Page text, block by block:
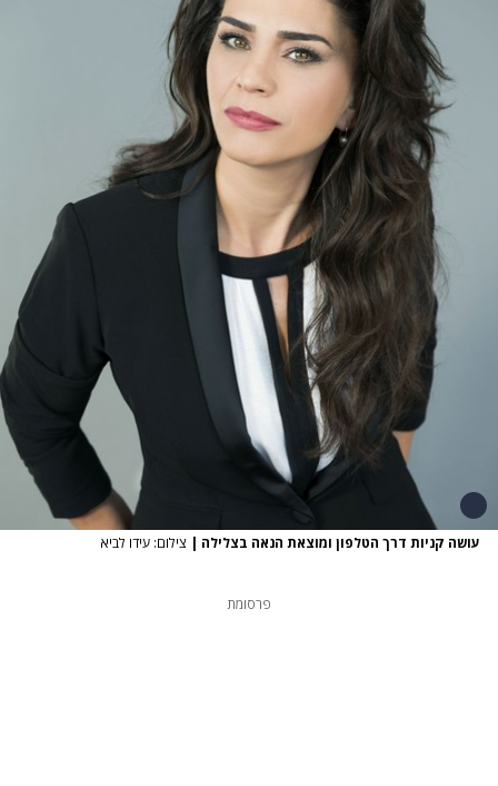
עושה קניות דרך הטלפון ומוצאת הנאה בצלילה | צילום: עידו לביא
פרסומת